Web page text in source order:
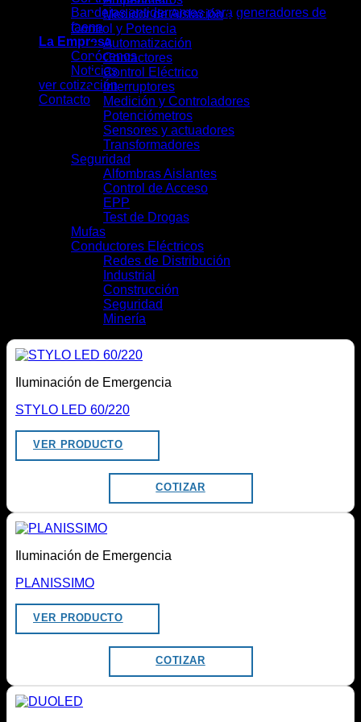
Bandejas antiderrames para generadores de
faena
La Empresa
Conócenos
Noticias
ver cotización
Contacto
Medidor de Aislación (1)
Control y Potencia
Automatización
Contactores
Control Eléctrico
Interruptores
Medición y Controladores
Potenciómetros
Sensores y actuadores
Transformadores
Seguridad
Alfombras Aislantes
Control de Acceso
EPP
Test de Drogas
Mufas
Conductores Eléctricos
Redes de Distribución
Industrial
Construcción
Seguridad
Minería
Iluminación de Emergencia
STYLO LED 60/220
VER PRODUCTO
COTIZAR
Iluminación de Emergencia
PLANISSIMO
VER PRODUCTO
COTIZAR